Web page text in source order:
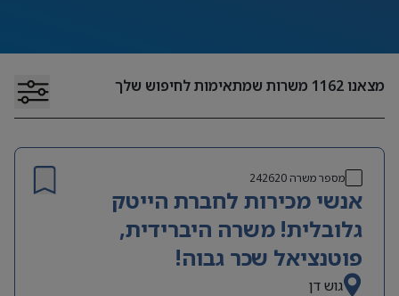
מצאנו1162 משרות שמתאימות לחיפוש שלך
מספר משרה242620
אנשי מכירות לחברת הייטק
גלובלית! משרה היברידית,
פוטנציאל שכר גבוה!
גוש דן